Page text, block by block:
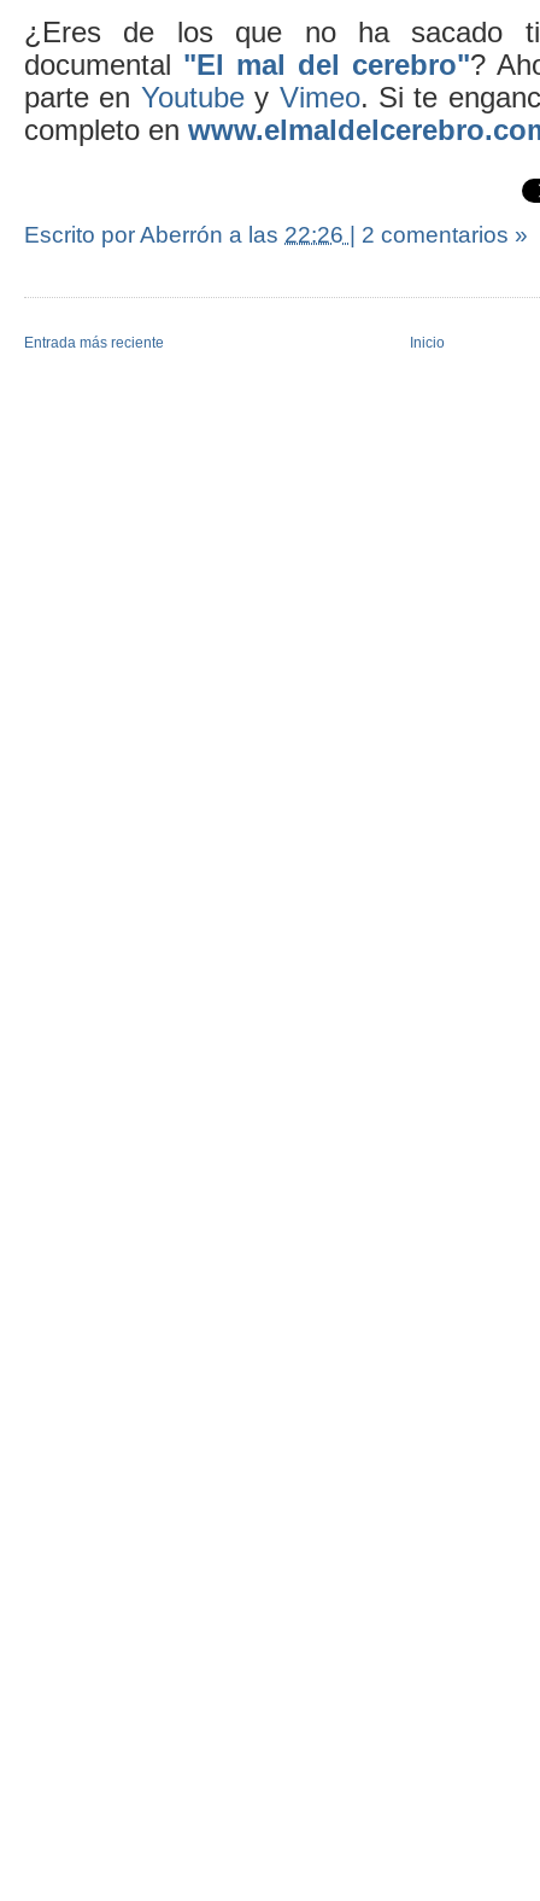
¿Eres de los que no ha sacado
documental "El mal del cerebro"?
parte en Youtubey Vimeo. Si te
completo en
Escrito por Aberrón a las 22:26 | 2 comentarios »
Entrada más reciente Inicio